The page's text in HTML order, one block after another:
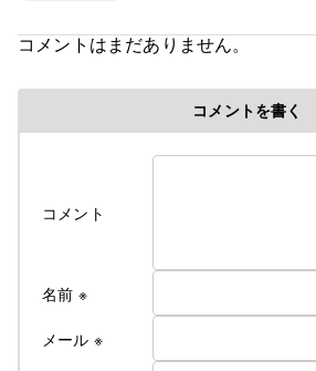
コメントはまだありません。
コメントを書く
コメント
名前 ※
メール ※